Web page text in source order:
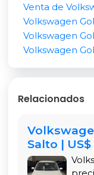
Financiación
Te ofrecemos
plazos de hasta
gestionamos
Precio: USD
¡Contáctanos
tu prueba de
Venta de
Volkswagen
Volkswagen
Volkswagen
Relacionados
Salto | US$